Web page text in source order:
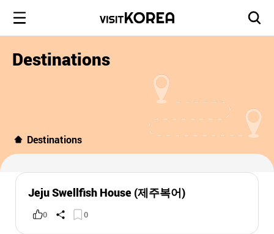
Destinations
Destinations
Jeju Swellfish House (제주복어)
0 0